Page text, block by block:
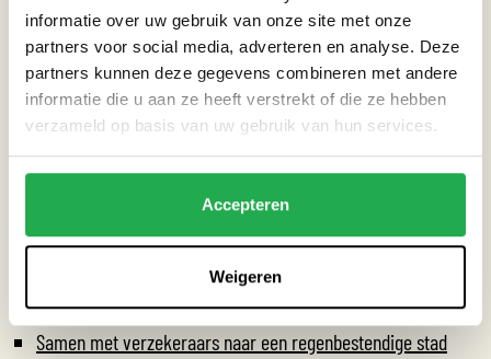
informatie over uw gebruik van onze site met onze
partners voor social media, adverteren en analyse. Deze
partners kunnen deze gegevens combineren met andere
informatie die u aan ze heeft verstrekt of die ze hebben
verzameld op basis van uw gebruik van hun services.
Accepteren
Weigeren
DOWNLOAD HET RAPPORT
Rapport: Van last naar les. Samen met de verzekeraars naar
een regenbestendige stad
LEES MEER
Leren van schade voor het vergroten van woongenot
Samen met verzekeraars naar een regenbestendige stad